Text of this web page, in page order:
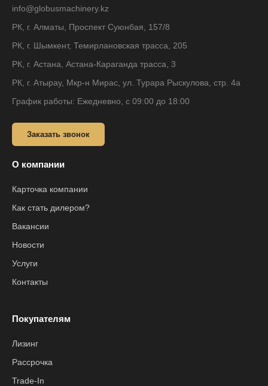
info@globusmachinery.kz
РК, г. Алматы, Проспект Суюнбая, 157/8
РК, г. Шымкент, Темирлановская трасса, 205
РК, г. Астана, Астана-Караганда трасса, 3
РК, г. Атырау, Мкр-н Мирас, ул. Турара Рыскулова, стр. 4а
График работы: Ежедневно, с 09:00 до 18:00
Заказать звонок
О компании
Карточка компании
Как стать дилером?
Вакансии
Новости
Услуги
Контакты
Покупателям
Лизинг
Рассрочка
Trade-In